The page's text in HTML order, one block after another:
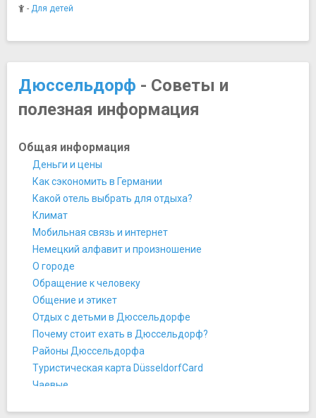
Музей Неандерталь
Музей театра
Музейный комплекс Эренхоф
Художественное собрание земли Северный Рейн —
Вестфалия
Пивная и ресторан Шумахер
Пивоварня Маленькая лиса
Японский ресторан Kiku Sushi
Памятники, скульптуры, статуи
Дюссельдорфская обсерватория
Радшлегер
Парки и природные достопримечательности
Ботанический сад
Зюдпарк
Парк Ланцкер
Парк Хофгартен
Японский сад
Площади, улицы, фонтаны, районы
Альтштадт
Королевская аллея
Площадь Бургплац
- Для детей
Дюссельдорф - Советы и
полезная информация
Общая информация
Деньги и цены
Как сэкономить в Германии
Какой отель выбрать для отдыха?
Климат
Мобильная связь и интернет
Немецкий алфавит и произношение
О городе
Обращение к человеку
Общение и этикет
Отдых с детьми в Дюссельдорфе
Почему стоит ехать в Дюссельдорф?
Районы Дюссельдорфа
Туристическая карта DüsseldorfCard
Чаевые